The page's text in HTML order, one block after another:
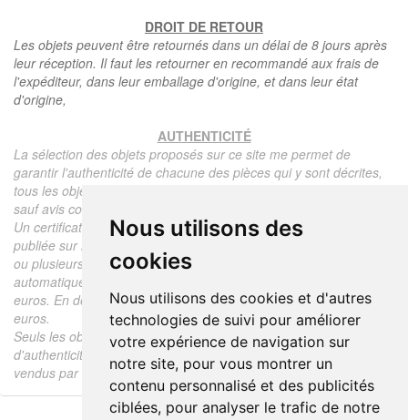
Nous utilisons des
cookies
Nous utilisons des cookies et d'autres
technologies de suivi pour améliorer
votre expérience de navigation sur
notre site, pour vous montrer un
contenu personnalisé et des publicités
ciblées, pour analyser le trafic de notre
DROIT DE RETOUR
Les objets peuvent être retournés dans un délai de 8 jours après
leur réception. Il faut les retourner en recommandé aux frais de
l'expéditeur, dans leur emballage d'origine, et dans leur état
d'origine,
AUTHENTICITÉ
La sélection des objets proposés sur ce site me permet de
garantir l'authenticité de chacune des pièces qui y sont décrites,
tous les objets proposés sont garantis d'époque et authentiques,
sauf avis contraire ou restriction dans la description.
Un certificat d'authenticité de l'objet reprenant la description
publiée sur le site, l'époque, le prix de vente, accompagné d'une
ou plusieurs photographies en couleurs est communiqué
automatiquement pour tout objet dont le prix est supérieur à 130
euros. En dessous de ce prix chaque certificat est facturé 5
euros.
Seuls les objets vendus par mes soins font l'objet d'un certificat
d'authenticité, je ne fais aucun rapport d'expertise pour les objets
vendus par des tiers (confrères ou collectionneurs).